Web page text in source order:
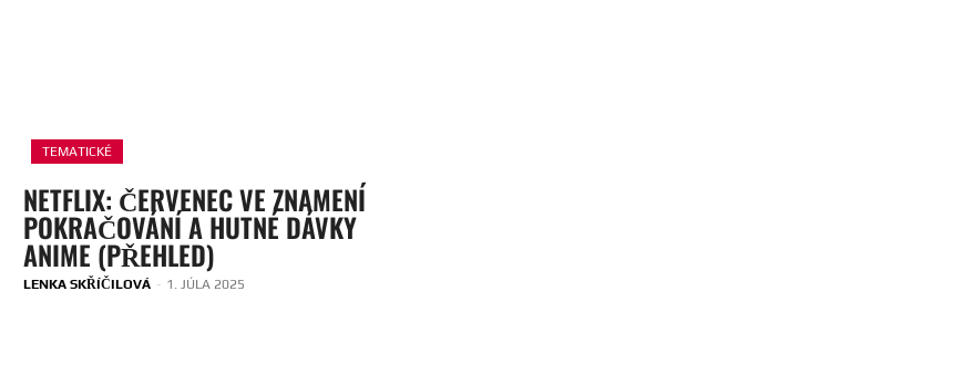
TEMATICKÉ
NETFLIX: ČERVENEC VE ZNAMENÍ
POKRAČOVÁNÍ A HUTNÉ DÁVKY
ANIME (PŘEHLED)
LENKA SKŘÍČILOVÁ - 1. JÚLA 2025